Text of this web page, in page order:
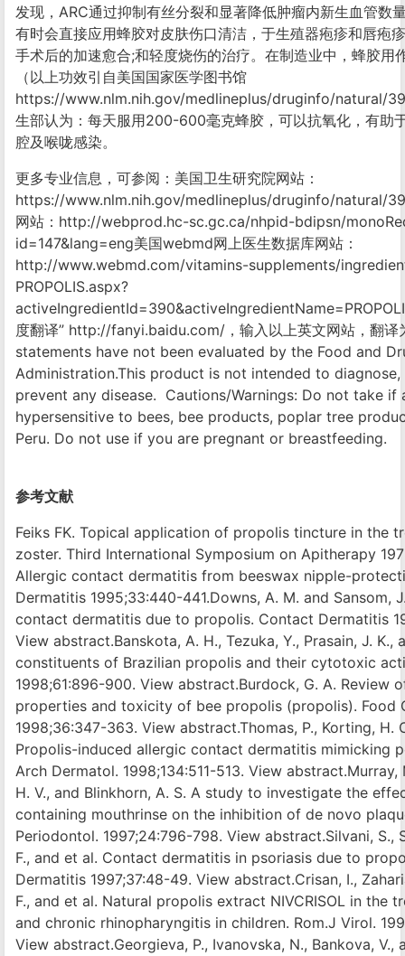
发现，ARC通过抑制有丝分裂和显著降低肿瘤内新生血管数
有时会直接应用蜂胶对皮肤伤口清洁，于生殖器疱疹和唇疱
手术后的加速愈合;和轻度烧伤的治疗。在制造业中，蜂胶用
（以上功效引自美国国家医学图书馆
https://www.nlm.nih.gov/medlineplus/druginfo/natural/
生部认为：每天服用200-600毫克蜂胶，可以抗氧化，有助
腔及喉咙感染。
更多专业信息，可参阅：美国卫生研究院网站：
https://www.nlm.nih.gov/medlineplus/druginfo/natural/
网站：http://webprod.hc-sc.gc.ca/nhpid-bdipsn/
id=147&lang=eng美国webmd网上医生数据库网站：
http://www.webmd.com/vitamins-supplements/
PROPOLIS.aspx?
度翻译” http://fanyi.baidu.com/，输入以上英文网站，翻
statements have not been evaluated by the Food and
Administration.This product is not intended to
prevent any disease. Cautions/Warnings: Do not take if
hypersensitive to bees, bee products, poplar tree
Peru. Do not use if you are pregnant or breastfeeding.
参考文献
Feiks FK. Topical application of propolis tincture in the
zoster. Third International Symposium on Apitherapy
Allergic contact dermatitis from beeswax nipple-
Dermatitis 1995;33:440-441.Downs, A. M. and Sansom,
contact dermatitis due to propolis. Contact Dermatitis
View abstract.Banskota, A. H., Tezuka, Y., Prasain, J. K.,
constituents of Brazilian propolis and their cytotoxic
1998;61:896-900. View abstract.Burdock, G. A. Review
properties and toxicity of bee propolis (propolis). Food
1998;36:347-363. View abstract.Thomas, P., Korting, H.
Propolis-induced allergic contact dermatitis mimicking
Arch Dermatol. 1998;134:511-513. View
H. V., and Blinkhorn, A. S. A study to investigate the
containing mouthrinse on the inhibition of de novo
Periodontol. 1997;24:796-798. View abstract.Silvani, S.,
F., and et al. Contact dermatitis in psoriasis due to
Dermatitis 1997;37:48-49. View abstract.Crisan, I.,
F., and et al. Natural propolis extract NIVCRISOL in the
and chronic rhinopharyngitis in children. Rom.J Virol.
View abstract.Georgieva, P., Ivanovska, N., Bankova, V.,